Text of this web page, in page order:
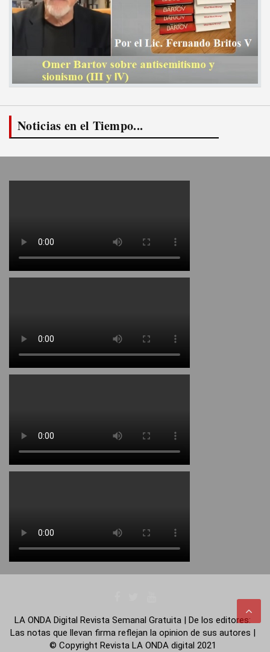
Noticias en el Tiempo...
LA ONDA Digital Revista Semanal Gratuita | De los editores:
Las notas que llevan firma reflejan la opinion de sus autores |
© Copyright Revista LA ONDA digital 2021